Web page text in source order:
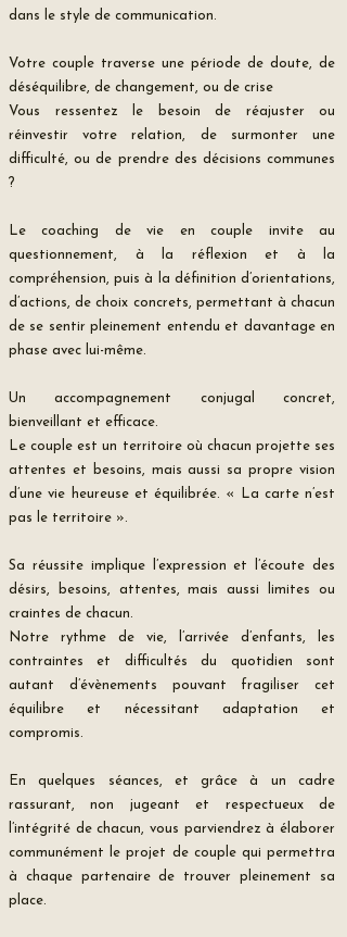
dans le style de communication.
Votre couple traverse une période de doute, de
déséquilibre, de changement, ou de crise
Vous ressentez le besoin de réajuster ou
réinvestir votre relation, de surmonter une
difficulté, ou de prendre des décisions communes
?
Le coaching de vie en couple invite au
questionnement, à la réflexion et à la
compréhension, puis à la définition d’orientations,
d’actions, de choix concrets, permettant à chacun
de se sentir pleinement entendu et davantage en
phase avec lui-même.
Un accompagnement conjugal concret,
bienveillant et efficace.
Le couple est un territoire où chacun projette ses
attentes et besoins, mais aussi sa propre vision
d’une vie heureuse et équilibrée. « La carte n’est
pas le territoire ».
Sa réussite implique l’expression et l’écoute des
désirs, besoins, attentes, mais aussi limites ou
craintes de chacun.
Notre rythme de vie, l’arrivée d’enfants, les
contraintes et difficultés du quotidien sont
autant d’évènements pouvant fragiliser cet
équilibre et nécessitant adaptation et
compromis.
En quelques séances, et grâce à un cadre
rassurant, non jugeant et respectueux de
l’intégrité de chacun, vous parviendrez à élaborer
communément le projet de couple qui permettra
à chaque partenaire de trouver pleinement sa
place.